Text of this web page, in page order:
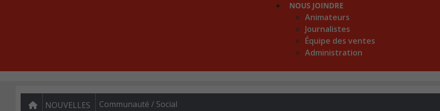
NOUS JOINDRE
Animateurs
Journalistes
Équipe des ventes
Administration
NOUVELLES Communauté / Social